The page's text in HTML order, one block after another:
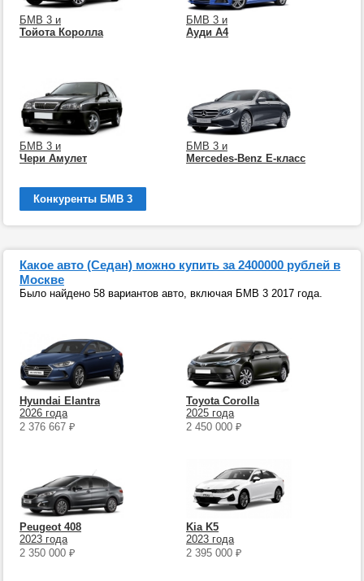
БМВ 3 и
Тойота Королла
БМВ 3 и
Ауди А4
БМВ 3 и
Чери Амулет
БМВ 3 и
Mercedes-Benz E-класс
Конкуренты БМВ 3
Какое авто (Седан) можно купить за 2400000 рублей в
Москве
Было найдено 58 вариантов авто, включая БМВ 3 2017 года.
Hyundai Elantra
2026 года
2 376 667 ₽
Toyota Corolla
2025 года
2 450 000 ₽
Peugeot 408
2023 года
2 350 000 ₽
Kia K5
2023 года
2 395 000 ₽